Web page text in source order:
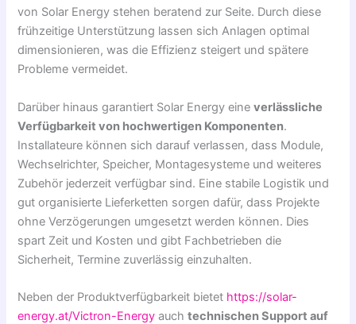
von Solar Energy stehen beratend zur Seite. Durch diese
frühzeitige Unterstützung lassen sich Anlagen optimal
dimensionieren, was die Effizienz steigert und spätere
Probleme vermeidet.
Darüber hinaus garantiert Solar Energy eineverlässliche
Verfügbarkeit von hochwertigen Komponenten.
Installateure können sich darauf verlassen, dass Module,
Wechselrichter, Speicher, Montagesysteme und weiteres
Zubehör jederzeit verfügbar sind. Eine stabile Logistik und
gut organisierte Lieferketten sorgen dafür, dass Projekte
ohne Verzögerungen umgesetzt werden können. Dies
spart Zeit und Kosten und gibt Fachbetrieben die
Sicherheit, Termine zuverlässig einzuhalten.
Neben der Produktverfügbarkeit bietet https://solar-
energy.at/Victron-Energy auchtechnischen Support auf